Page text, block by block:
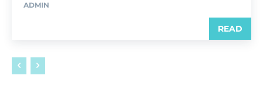
ADMIN
READ